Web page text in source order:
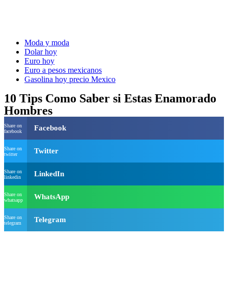
Moda y moda
Dolar hoy
Euro hoy
Euro a pesos mexicanos
Gasolina hoy precio Mexico
10 Tips Como Saber si Estas Enamorado
Hombres
Share on
facebook
Facebook
Share on
twitter
Twitter
Share on
linkedin
LinkedIn
Share on
whatsapp
WhatsApp
Share on
telegram
Telegram